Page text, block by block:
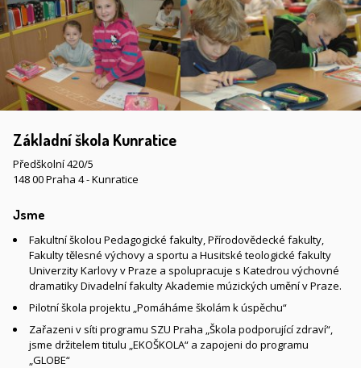
Základní škola Kunratice
Předškolní 420/5
148 00 Praha 4 - Kunratice
Jsme
Fakultní školou Pedagogické fakulty, Přírodovědecké fakulty,
Fakulty tělesné výchovy a sportu a Husitské teologické fakulty
Univerzity Karlovy v Praze a spolupracuje s Katedrou výchovné
dramatiky Divadelní fakulty Akademie múzických umění v Praze.
Pilotní škola projektu „Pomáháme školám k úspěchu“
Zařazeni v síti programu SZU Praha „Škola podporující zdraví“,
jsme držitelem titulu „EKOŠKOLA“ a zapojeni do programu
„GLOBE“